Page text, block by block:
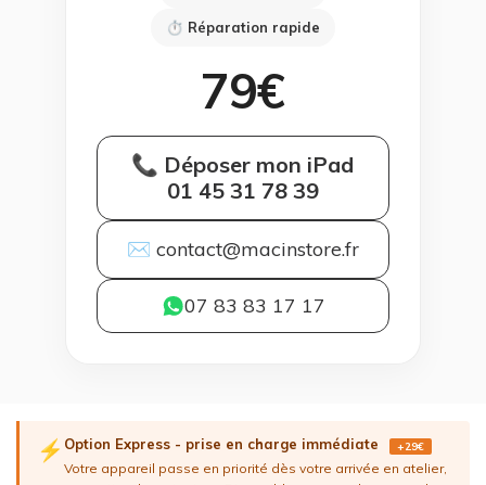
⏱ Réparation rapide
79€
📞 Déposer mon iPad
01 45 31 78 39
✉ contact@macinstore.fr
07 83 83 17 17
⚡ Option Express - prise en charge immédiate +29€
Votre appareil passe en priorité dès votre arrivée en atelier,